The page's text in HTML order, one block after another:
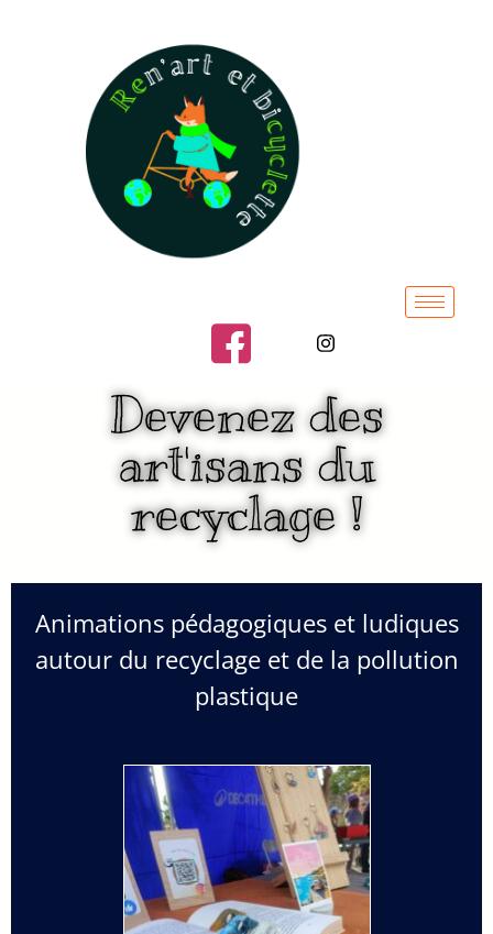
Devenez des
art'isans du
recyclage !
Animations pédagogiques et ludiques
autour du recyclage et de la pollution
plastique